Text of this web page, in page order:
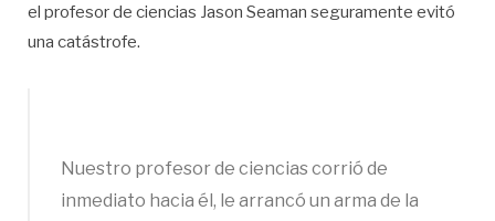
el profesor de ciencias Jason Seaman seguramente evitó
una catástrofe.
Nuestro profesor de ciencias corrió de
inmediato hacia él, le arrancó un arma de la